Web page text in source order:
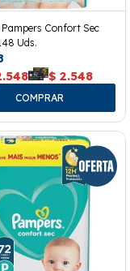
Pampers Confort Sec
Uds.
$ 2.548